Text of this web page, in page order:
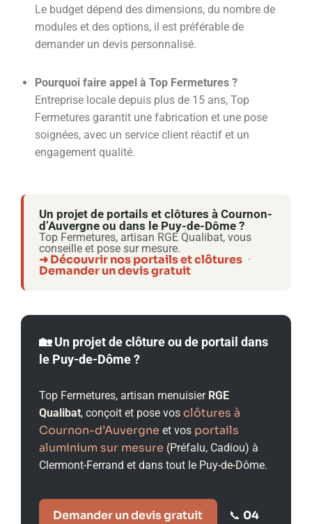
Le budget dépend des dimensions, du nombre de
modules et des options, il est préférable de
demander un devis personnalisé.
Pourquoi faire appel à Top Fermetures ?
Entreprise locale depuis plus de 15 ans, Top
Fermetures garantit une fabrication et une pose
soignées, avec un service client réactif et un
engagement qualité.
Un projet de portails et clôtures à Cournon-
d’Auvergne ou dans le Puy-de-Dôme ?
Top Fermetures, artisan RGE Qualibat, vous
conseille et pose sur mesure.
➜ Découvrir nos portails et clôtures ·
Demander un devis gratuit
🏡 Un projet de clôture ou de portail dans
le Puy-de-Dôme ?
Top Fermetures, artisan menuisier RGE
Qualibat, conçoit et pose vos clôtures à
Cournon-d’Auvergne et vos portails
aluminium sur mesure (Préfalu, Cadiou) à
Clermont-Ferrand et dans tout le Puy-de-Dôme.
Demander un devis gratuit 📞 04